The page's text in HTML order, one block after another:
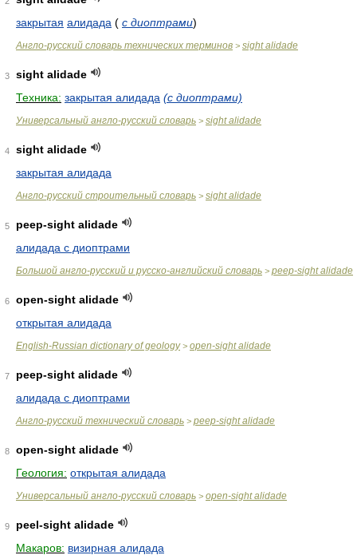
закрытая алидада ( с диоптрами)
Англо-русский словарь технических терминов > sight alidade
3
sight alidade
Техника: закрытая алидада (с диоптрами)
Универсальный англо-русский словарь > sight alidade
4
sight alidade
закрытая алидада
Англо-русский строительный словарь > sight alidade
5
peep-sight alidade
алидада с диоптрами
Большой англо-русский и русско-английский словарь > peep-sight alidade
6
open-sight alidade
открытая алидада
English-Russian dictionary of geology> open-sight alidade
7
peep-sight alidade
алидада с диоптрами
Англо-русский технический словарь > peep-sight alidade
8
open-sight alidade
Геология: открытая алидада
Универсальный англо-русский словарь > open-sight alidade
9
peel-sight alidade
Макаров: визирная алидада